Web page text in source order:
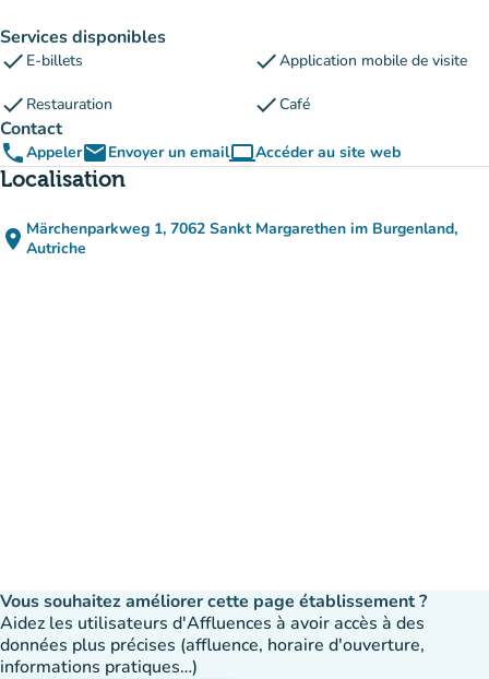
Services disponibles
check E-billets checkApplication mobile de visite
check Restauration checkCafé
Contact
phoneAppeleremailEnvoyer un emailcomputerAccéder au site web
(nouvel onglet)
Localisation
place Märchenparkweg 1, 7062 Sankt Margarethen im Burgenland,
Autriche
Vous souhaitez améliorer cette page établissement ?
Aidez les utilisateurs d'Affluences à avoir accès à des
données plus précises (affluence, horaire d'ouverture,
informations pratiques…)